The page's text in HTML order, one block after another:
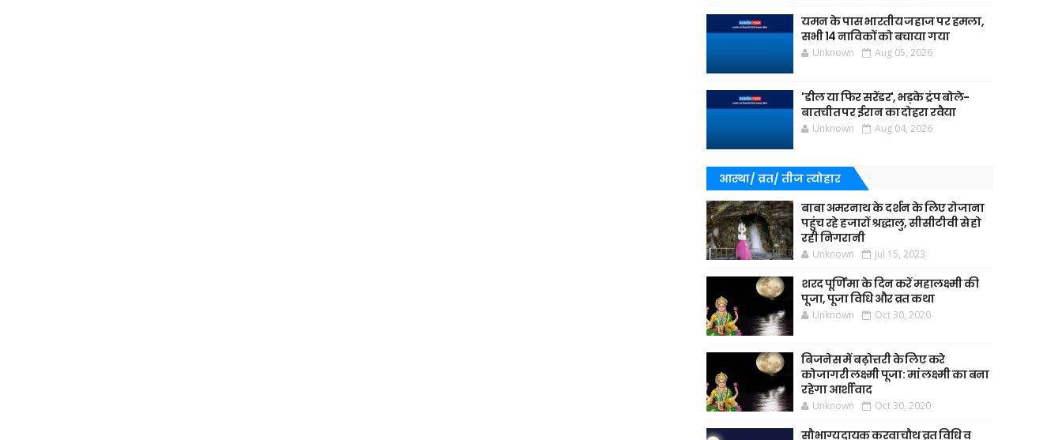
यमन के पास भारतीय जहाज पर हमला,
सभी 14 नाविकों को बचाया गया
Unknown Aug 05, 2026
'डील या फिर सरेंडर', भड़के ट्रंप बोले-
बातचीत पर ईरान का दोहरा रवैया
Unknown Aug 04, 2026
आस्था/ व्रत/ तीज त्‍योहार
बाबा अमरनाथ के दर्शन के लिए रोजाना
पहुंच रहे हजारों श्रद्धालु, सीसीटीवी से हो
रही निगरानी
Unknown Jul 15, 2023
शरद पूर्णिमा के दिन करें महालक्ष्मी की
पूजा, पूजा विधि और व्रत कथा
Unknown Oct 30, 2020
बिजनेस में बढ़ोत्तरी के लिए करे
कोजागरी लक्ष्मी पूजा: मां लक्ष्मी का बना
रहेगा आर्शीवाद
Unknown Oct 30, 2020
सौभाग्यदायक करवाचौथ व्रत विधि व